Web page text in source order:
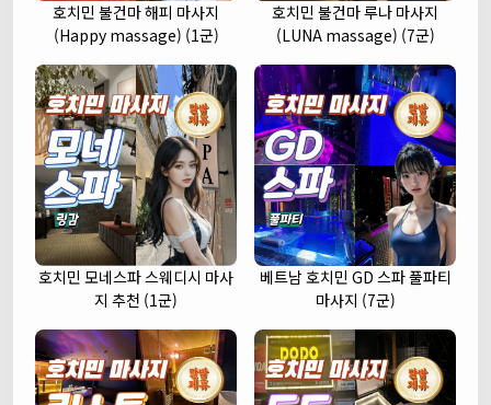
호치민 불건마 해피 마사지
(Happy massage) (1군)
호치민 불건마 루나 마사지
(LUNA massage) (7군)
호치민 모네스파 스웨디시 마사
지 추천 (1군)
베트남 호치민 GD 스파 풀파티
마사지 (7군)